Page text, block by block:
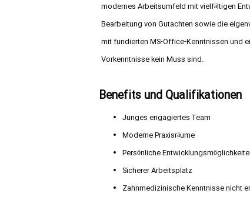
modernes Arbeitsumfeld mit vielfältigen
Bearbeitung von Gutachten sowie die
mit fundierten MS-Office-Kenntnissen und
Vorkenntnisse kein Muss sind.
Benefits und Qualifikationen
Junges engagiertes Team
Moderne Praxisräume
Persönliche
Sicherer Arbeitsplatz
Zahnmedizinische Kenntnisse nicht